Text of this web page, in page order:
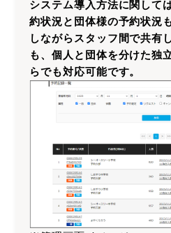
システム導入方法に関して
約状況と団体様の予約状況
しながらスタッフ間で共有
も、個人と団体を分けた独
らでも対応可能です。